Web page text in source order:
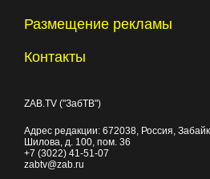
Размещение рекламы
Контакты
ZAB.TV ("ЗабТВ")
Адрес редакции: 672038, Россия,
Шилова, д. 100, пом. 36
+7 (3022) 41-51-07
zabtv@zab.ru